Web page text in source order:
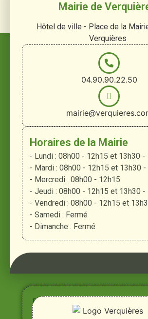
Mairie de
Hôtel de ville - Place de la
Verquières
04.90.90.22.50
Horaires de la Mairie
- Lundi : 08h00 - 12h15 et 13h30 -
- Mardi : 08h00 - 12h15 et 13h30 -
- Mercredi : 08h00 - 12h15
- Jeudi : 08h00 - 12h15 et 13h30 -
- Vendredi : 08h00 - 12h15 et
- Samedi : Fermé
- Dimanche : Fermé
Entre
Rhône,